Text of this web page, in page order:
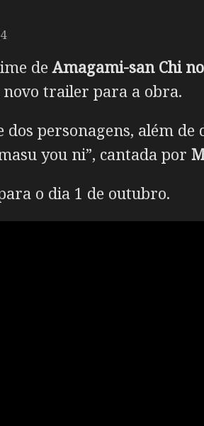
deAmagami-san Chi
trailer para a obra.
dos personagens, além
you ni”, cantada por
o dia 1 de outubro.